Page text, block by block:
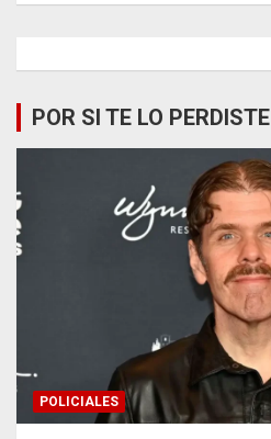
POR SI TE LO PERDISTE
POLICIALES